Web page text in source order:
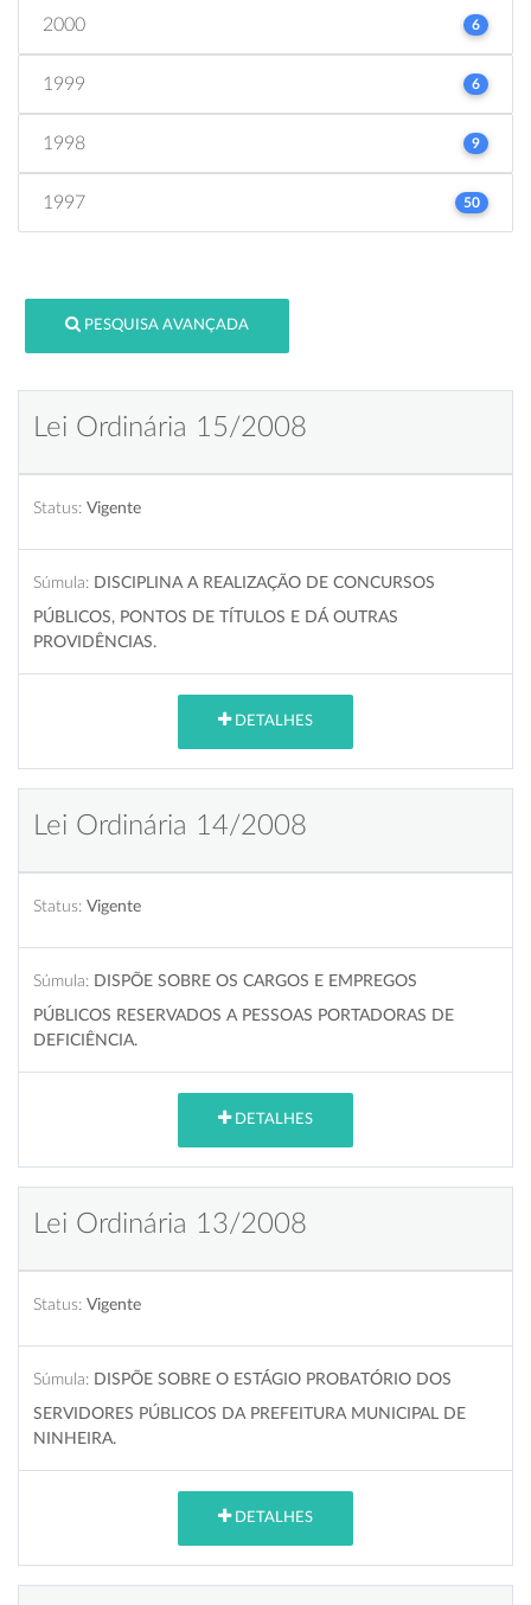
2000 6
1999 6
1998 9
1997 50
PESQUISA AVANÇADA
Lei Ordinária 15/2008
Status: Vigente
Súmula: DISCIPLINA A REALIZAÇÃO DE CONCURSOS
PÚBLICOS, PONTOS DE TÍTULOS E DÁ OUTRAS
PROVIDÊNCIAS.
DETALHES
Lei Ordinária 14/2008
Status: Vigente
Súmula: DISPÕE SOBRE OS CARGOS E EMPREGOS
PÚBLICOS RESERVADOS A PESSOAS PORTADORAS DE
DEFICIÊNCIA.
DETALHES
Lei Ordinária 13/2008
Status: Vigente
Súmula: DISPÕE SOBRE O ESTÁGIO PROBATÓRIO DOS
SERVIDORES PÚBLICOS DA PREFEITURA MUNICIPAL DE
NINHEIRA.
DETALHES